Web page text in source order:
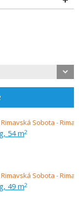
54 m2
49 m2